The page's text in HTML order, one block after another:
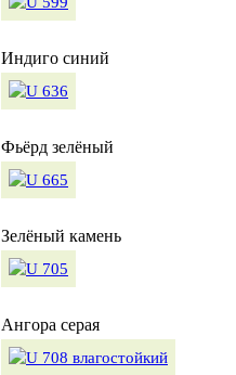
Индиго синий
Фьёрд зелёный
Зелёный камень
Ангора серая